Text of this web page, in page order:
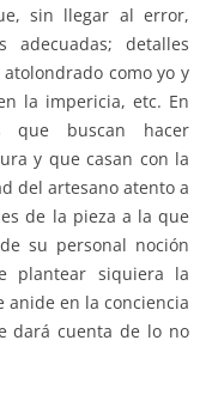
sin llegar al error,
detalles
como yo y
la impericia, etc. En
que buscan hacer
y que casan con la
del artesano atento a
de la pieza a la que
su personal noción
plantear siquiera la
anide en la conciencia
dará cuenta de lo no